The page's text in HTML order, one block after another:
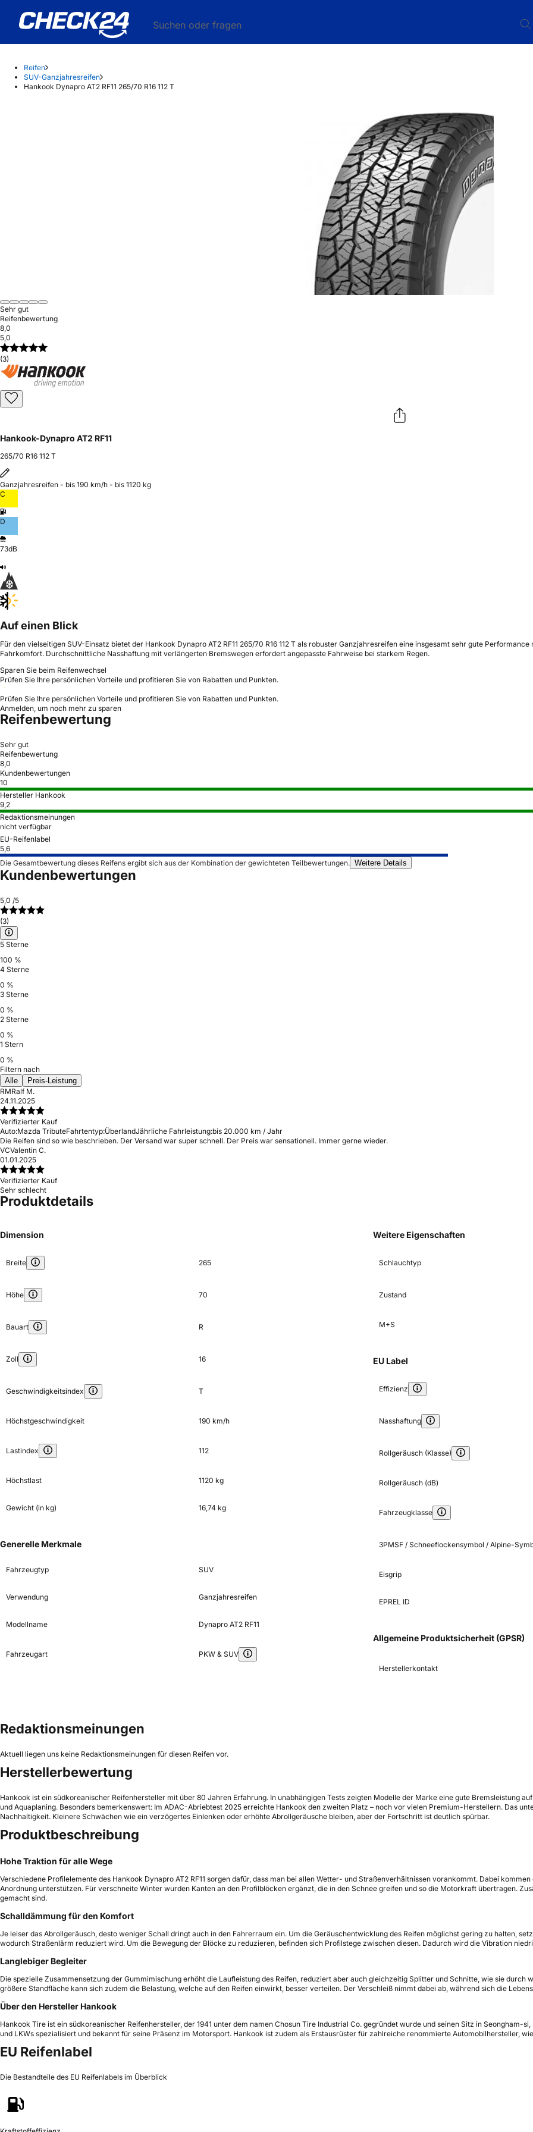
Suchen oder fragen
Reifen
SUV-Ganzjahresreifen
Hankook Dynapro AT2 RF11 265/70 R16 112 T
Sehr gut
Reifenbewertung
8,0
5,0
(3)
Hankook-Dynapro AT2 RF11
265/70 R16 112 T
Ganzjahresreifen - bis 190 km/h - bis 1120 kg
C
D
73dB
Auf einen Blick
Für den vielseitigen SUV-Einsatz bietet der Hankook Dynapro AT2 RF11 265/70 R16 112 T als robuster Ganzjahresreifen eine insgesamt sehr gute
Fahrkomfort. Durchschnittliche Nasshaftung mit verlängerten Bremswegen erfordert angepasste Fahrweise bei starkem Regen.
Sparen Sie beim Reifenwechsel
Prüfen Sie Ihre persönlichen Vorteile und profitieren Sie von Rabatten und Punkten.
Prüfen Sie Ihre persönlichen Vorteile und profitieren Sie von Rabatten und Punkten.
Anmelden, um noch mehr zu sparen
Reifenbewertung
Sehr gut
Reifenbewertung
8,0
Kundenbewertungen
10
Hersteller Hankook
9,2
Redaktionsmeinungen
nicht verfügbar
EU-Reifenlabel
5,6
Die Gesamtbewertung dieses Reifens ergibt sich aus der Kombination der gewichteten Teilbewertungen. Weitere Details
Kundenbewertungen
5,0 /5
(3)
5 Sterne
100 %
4 Sterne
0 %
3 Sterne
0 %
2 Sterne
0 %
1 Stern
0 %
Filtern nach
Alle
Preis-Leistung
RMRalf M.
24.11.2025
Verifizierter Kauf
Auto:Mazda TributeFahrtentyp:ÜberlandJährliche Fahrleistung:bis 20.000 km / Jahr
Die Reifen sind so wie beschrieben. Der Versand war super schnell. Der Preis war sensationell. Immer gerne wieder.
VCValentin C.
01.01.2025
Verifizierter Kauf
Sehr schlecht
Produktdetails
Dimension
Breite 265
Höhe 70
Bauart R
Zoll 16
Geschwindigkeitsindex T
Höchstgeschwindigkeit 190 km/h
Lastindex 112
Höchstlast 1120 kg
Gewicht (in kg) 16,74 kg
Generelle Merkmale
Fahrzeugtyp SUV
Verwendung Ganzjahresreifen
Modellname Dynapro AT2 RF11
Fahrzeugart PKW & SUV
Weitere Eigenschaften
Schlauchtyp
Zustand
M+S
EU Label
Effizienz
Nasshaftung
Rollgeräusch (Klasse)
Rollgeräusch (dB)
Fahrzeugklasse
3PMSF / Schneeflockensymbol / Alpine-
Eisgrip
EPREL ID
Allgemeine Produktsicherheit (GPSR)
Herstellerkontakt
Redaktionsmeinungen
Aktuell liegen uns keine Redaktionsmeinungen für diesen Reifen vor.
Herstellerbewertung
Hankook ist ein südkoreanischer Reifenhersteller mit über 80 Jahren Erfahrung. In unabhängigen Tests zeigten Modelle der Marke eine gute Bremsleistung
und Aquaplaning. Besonders bemerkenswert: Im ADAC-Abriebtest 2025 erreichte Hankook den zweiten Platz – noch vor vielen Premium-Herstellern. Das
Nachhaltigkeit. Kleinere Schwächen wie ein verzögertes Einlenken oder erhöhte Abrollgeräusche bleiben, aber der Fortschritt ist deutlich spürbar.
Produktbeschreibung
Hohe Traktion für alle Wege
Verschiedene Profilelemente des Hankook Dynapro AT2 RF11 sorgen dafür, dass man bei allen Wetter- und Straßenverhältnissen vorankommt. Dabei
Anordnung unterstützen. Für verschneite Winter wurden Kanten an den Profilblöcken ergänzt, die in den Schnee greifen und so die Motorkraft übertragen.
gemacht sind.
Schalldämmung für den Komfort
Je leiser das Abrollgeräusch, desto weniger Schall dringt auch in den Fahrerraum ein. Um die Geräuschentwicklung des Reifen möglichst gering zu halten,
wodurch Straßenlärm reduziert wird. Um die Bewegung der Blöcke zu reduzieren, befinden sich Profilstege zwischen diesen. Dadurch wird die Vibration
Langlebiger Begleiter
Die spezielle Zusammensetzung der Gummimischung erhöht die Laufleistung des Reifen, reduziert aber auch gleichzeitig Splitter und Schnitte, wie sie
größere Standfläche kann sich zudem die Belastung, welche auf den Reifen einwirkt, besser verteilen. Der Verschleiß nimmt dabei ab, während sich die
Über den Hersteller Hankook
Hankook Tire ist ein südkoreanischer Reifenhersteller, der 1941 unter dem namen Chosun Tire Industrial Co. gegründet wurde und seinen Sitz in Seongham-
und LKWs spezialisiert und bekannt für seine Präsenz im Motorsport. Hankook ist zudem als Erstausrüster für zahlreiche renommierte Automobilhersteller,
EU Reifenlabel
Die Bestandteile des EU Reifenlabels im Überblick